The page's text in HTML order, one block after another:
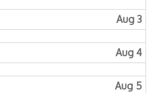
Aug 3
Aug 4
Aug 5